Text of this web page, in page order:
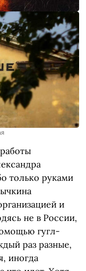
только руками
и
не в России,
гугл-
раз разные,
иногда